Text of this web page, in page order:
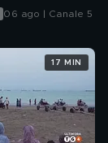
06 ago | Canale 5
17 MIN